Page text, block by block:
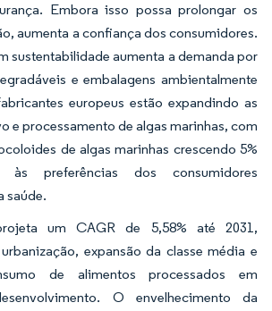
Embora isso possa prolongar os
aumenta a confiança dos consumidores.
sustentabilidade aumenta a demanda por
e embalagens ambientalmente
europeus estão expandindo as
e processamento de algas marinhas, com
de algas marinhas crescendo 5%
preferências dos consumidores
saúde.
um CAGR de 5,58% até 2031,
expansão da classe média e
de alimentos processados em
O envelhecimento da